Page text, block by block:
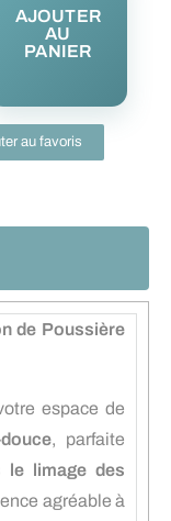
AJOUTER
AU
PANIER
au favoris
de Poussière
espace de
, parfaite
le limage des
agréable à